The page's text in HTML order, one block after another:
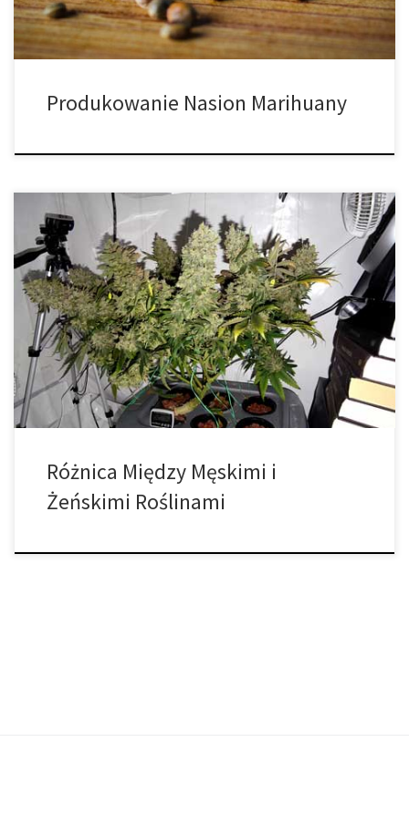
Produkowanie Nasion Marihuany
Różnica między męskimi i żeńskimi roślinami marihuany. Czy
wiesz, że rośliny marihuany posiadają odrębną płeć i mogą być
męskie lub żeńskie? Najważniejsza różnica między męskimi i
żeńskimi roślinami cannabis polega na tym, że tylko żeńskie rośliny
wytwarzają pąki. Zebrane, wysuszone i utwardzone kwiaty
żeńskie to pąki, które palimy! Jak rozmnażają […]
Różnica Między Męskimi i
Żeńskimi Roślinami